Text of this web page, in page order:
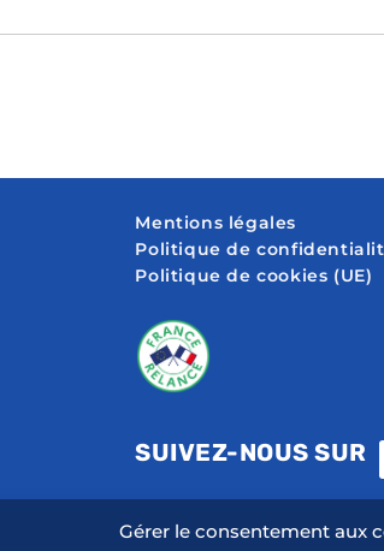
Gérer le consentement aux
Mentions légales
Politique de
Politique de cookies (UE)
SUIVEZ-NOUS SUR